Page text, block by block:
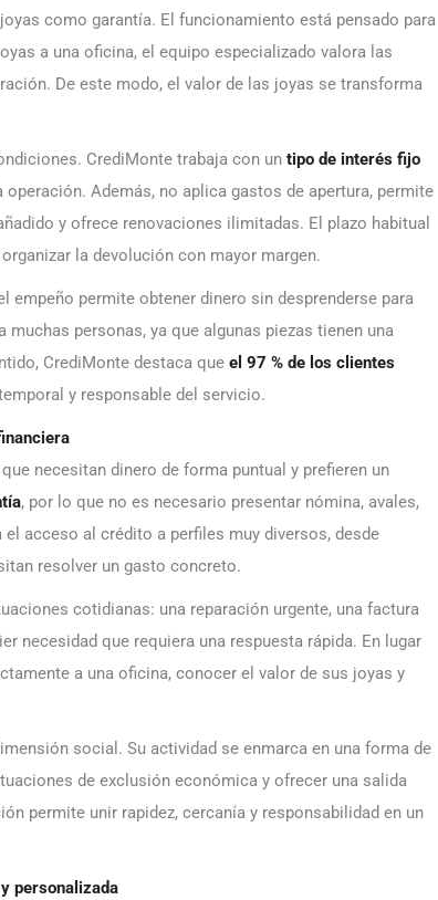
como garantía. El funcionamiento está pensado para
a una oficina, el equipo especializado valora las
De este modo, el valor de las joyas se transforma
CrediMonte trabaja con un tipo de interés fijo
operación. Además, no aplica gastos de apertura, permite
y ofrece renovaciones ilimitadas. El plazo habitual
la devolución con mayor margen.
empeño permite obtener dinero sin desprenderse para
personas, ya que algunas piezas tienen una
CrediMonte destaca que el 97 % de los clientes
y responsable del servicio.
necesitan dinero de forma puntual y prefieren un
, por lo que no es necesario presentar nómina, avales,
acceso al crédito a perfiles muy diversos, desde
resolver un gasto concreto.
cotidianas: una reparación urgente, una factura
necesidad que requiera una respuesta rápida. En lugar
a una oficina, conocer el valor de sus joyas y
social. Su actividad se enmarca en una forma de
de exclusión económica y ofrecer una salida
permite unir rapidez, cercanía y responsabilidad en un
personalizada